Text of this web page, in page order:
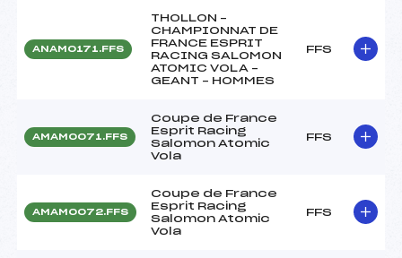
ANAM0171.FFS
THOLLON –
CHAMPIONNAT DE
FRANCE ESPRIT
RACING SALOMON
ATOMIC VOLA –
GEANT – HOMMES
FFS
AMAM0071.FFS
Coupe de France
Esprit Racing
Salomon Atomic
Vola
FFS
AMAM0072.FFS
Coupe de France
Esprit Racing
Salomon Atomic
Vola
FFS